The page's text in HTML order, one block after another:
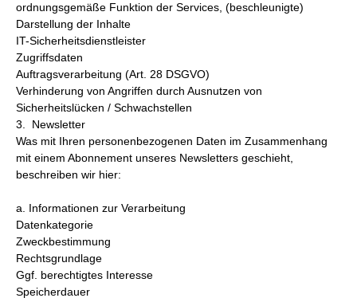
ordnungsgemäße Funktion der Services, (beschleunigte)
Darstellung der Inhalte
IT-Sicherheitsdienstleister
Zugriffsdaten
Auftragsverarbeitung (Art. 28 DSGVO)
Verhinderung von Angriffen durch Ausnutzen von
Sicherheitslücken / Schwachstellen
3. Newsletter
Was mit Ihren personenbezogenen Daten im Zusammenhang
mit einem Abonnement unseres Newsletters geschieht,
beschreiben wir hier:
a. Informationen zur Verarbeitung
Datenkategorie
Zweckbestimmung
Rechtsgrundlage
Ggf. berechtigtes Interesse
Speicherdauer